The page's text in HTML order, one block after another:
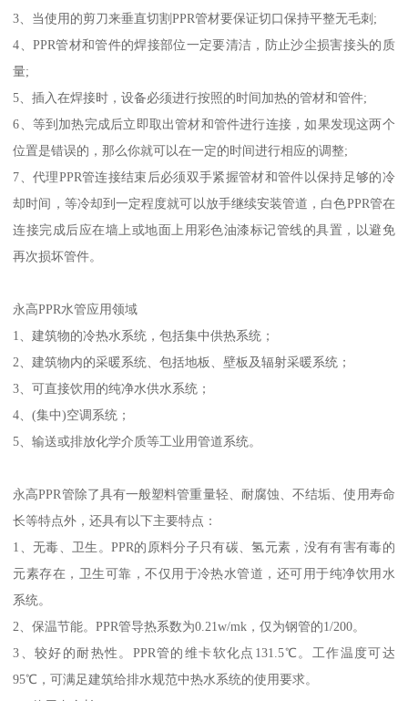
3、当使用的剪刀来垂直切割PPR管材要保证切口保持平整无毛刺;
4、PPR管材和管件的焊接部位一定要清洁，防止沙尘损害接头的质
量;
5、插入在焊接时，设备必须进行按照的时间加热的管材和管件;
6、等到加热完成后立即取出管材和管件进行连接，如果发现这两个
位置是错误的，那么你就可以在一定的时间进行相应的调整;
7、代理PPR管连接结束后必须双手紧握管材和管件以保持足够的冷
却时间，等冷却到一定程度就可以放手继续安装管道，白色PPR管在
连接完成后应在墙上或地面上用彩色油漆标记管线的具置，以避免
再次损坏管件。
永高PPR水管应用领域
1、建筑物的冷热水系统，包括集中供热系统；
2、建筑物内的采暖系统、包括地板、壁板及辐射采暖系统；
3、可直接饮用的纯净水供水系统；
4、(集中)空调系统；
5、输送或排放化学介质等工业用管道系统。